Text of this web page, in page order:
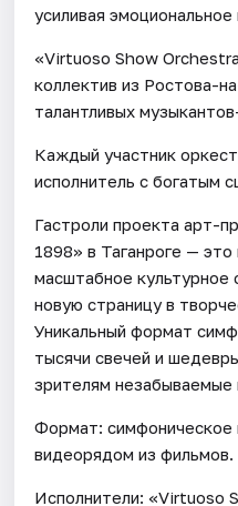
усиливая
«Virtuoso Show
коллектив из Ростова-
талантливых
Каждый участник
исполнитель с богатым
Гастроли проекта арт-
1898» в Таганроге —
масштабное
новую страницу в
Уникальный формат
тысячи свечей и
зрителям незабываемые
Формат: симфоническое
видеорядом из фильмов.
Исполнители: «Virtuoso